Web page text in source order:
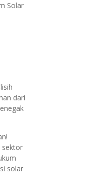
Solar
dari
sektor
solar